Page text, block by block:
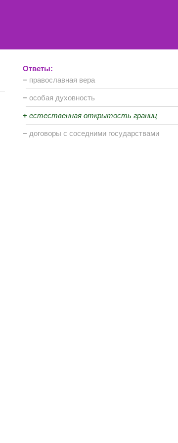
Ответы:
− православная вера
− особая духовность
+ естественная открытость границ
− договоры с соседними государствами